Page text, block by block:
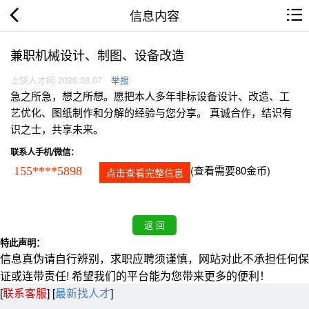
信息内容
兼职机械设计、制图、设备改造
上饶人才网 2026.08.07 举报
急之所急，想之所想。愿把本人多年非标设备设计、改造、工
艺优化、图纸制作和分解的经验与您分享。 真诚合作，结识有
识之士，共享未来。
联系人手机/微信：
155****5898 点击查看完整信息 (查看需要80金币)
特此声明：
信息真伪请自行辨别，求职应聘须谨慎，网站对此不承担任何保
证或连带责任! 希望我们的平台能为您带来更多的便利！
[联系客服] [最新找人才]